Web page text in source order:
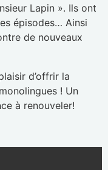
Lapin ». Ils ont
épisodes… Ainsi
de nouveaux
d’offrir la
! Un
à renouveler!